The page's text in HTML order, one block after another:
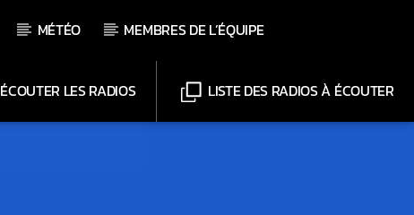
MÉTÉO MEMBRES DE L’ÉQUIPE
LISTE DES RADIOS À ÉCOUTER
ÉCOUTER LES RADIOS